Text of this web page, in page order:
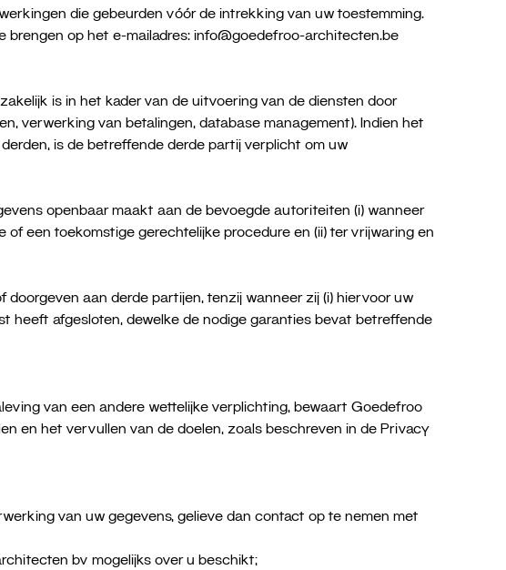
die gebeurden vóór de intrekking van uw toestemming.
op het e-mailadres: info@goedefroo-architecten.be
is in het kader van de uitvoering van de diensten door
verwerking van betalingen, database management). Indien het
is de betreffende derde partij verplicht om uw
openbaar maakt aan de bevoegde autoriteiten (i) wanneer
een toekomstige gerechtelijke procedure en (ii) ter vrijwaring en
aan derde partijen, tenzij wanneer zij (i) hiervoor uw
heeft afgesloten, dewelke de nodige garanties bevat betreffende
van een andere wettelijke verplichting, bewaart Goedefroo
en het vervullen van de doelen, zoals beschreven in de Privacy
van uw gegevens, gelieve dan contact op te nemen met
bv mogelijks over u beschikt;